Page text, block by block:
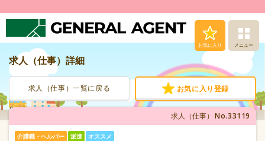
お気に入り メニュー
人材派遣サービス
転職支援サービス
求人（仕事）詳細
求人（仕事）一覧に戻る お気に入り登録
求人（仕事） No.33119
介護職・ヘルパー 派遣 オススメ